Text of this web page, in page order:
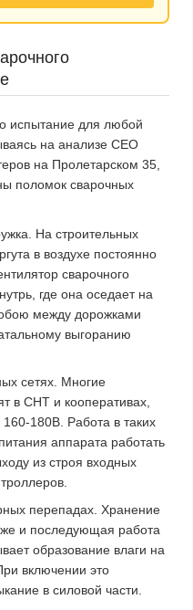
испытание для любой
на анализе CEO
на Пролетарском 35,
поломок сварочных
На строительных
в воздухе постоянно
сварочного
где она оседает на
между дорожками
выгоранию
сетях. Многие
в СНТ и кооперативах,
180В. Работа в таких
аппарата работать
из строя входных
перепадах. Хранение
и последующая работа
образование влаги на
включении это
в силовой части.